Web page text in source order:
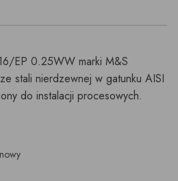
EP 0.25WW marki M&S
stali nierdzewnej w gatunku AISI
do instalacji procesowych.